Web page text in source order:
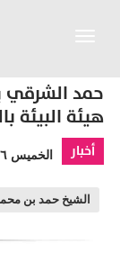
حمد الشرقي
هيئة البيئة
أخبار الخميس ٠٦ فبراير ٢٠٢٠
الشيخ حمد بن